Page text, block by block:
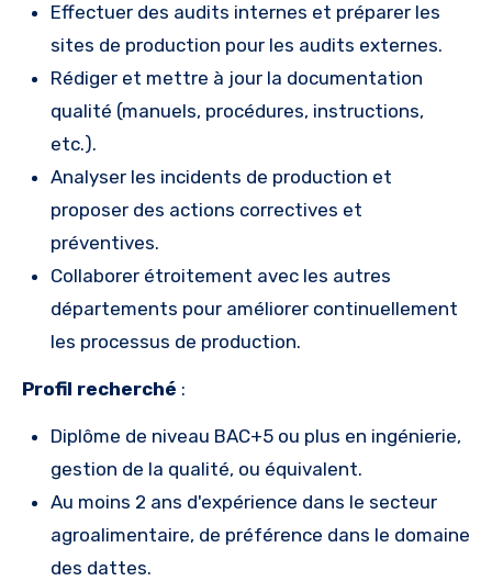
Effectuer des audits internes et préparer les
sites de production pour les audits externes.
Rédiger et mettre à jour la documentation
qualité (manuels, procédures, instructions,
etc.).
Analyser les incidents de production et
proposer des actions correctives et
préventives.
Collaborer étroitement avec les autres
départements pour améliorer continuellement
les processus de production.
Profil recherché :
Diplôme de niveau BAC+5 ou plus en ingénierie,
gestion de la qualité, ou équivalent.
Au moins 2 ans d'expérience dans le secteur
agroalimentaire, de préférence dans le domaine
des dattes.